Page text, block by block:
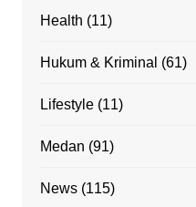
Health (11)
Hukum & Kriminal (61)
Lifestyle(11)
Medan (91)
News(115)